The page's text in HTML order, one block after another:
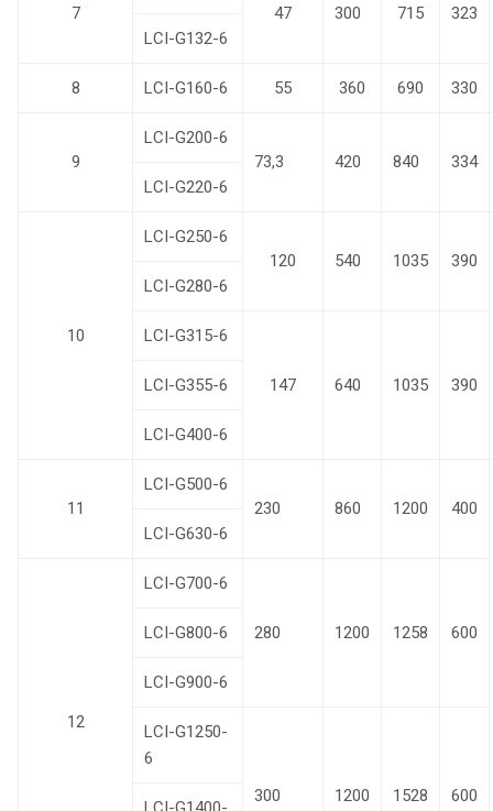
7
47
300 715
323
LCI-G132-6
8 LCI-G160-6 55 360 690 330
9
LCI-G200-6
73,3
420 840
334
LCI-G220-6
10
LCI-G250-6
120
540 1035
390
LCI-G280-6
LCI-G315-6
147 640 1035 390
LCI-G355-6
LCI-G400-6
11
LCI-G500-6
230
860 1200
400
LCI-G630-6
12
LCI-G700-6
280 1200 1258 600
LCI-G800-6
LCI-G900-6
LCI-G1250-
6
300
1200 1528 600